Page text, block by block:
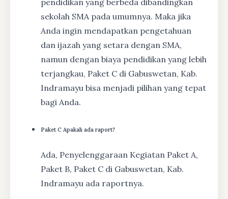
sekolah SMA pada umumnya. Maka jika
Anda ingin mendapatkan pengetahuan
dan ijazah yang setara dengan SMA,
namun dengan biaya pendidikan yang lebih
terjangkau, Paket C di Gabuswetan, Kab.
Indramayu bisa menjadi pilihan yang tepat
bagi Anda.
Paket C Apakah ada raport?
Ada, Penyelenggaraan Kegiatan Paket A,
Paket B, Paket C di Gabuswetan, Kab.
Indramayu ada raportnya.